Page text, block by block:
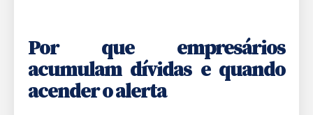
Por que empresários
acumulam dívidas e quando
acender o alerta